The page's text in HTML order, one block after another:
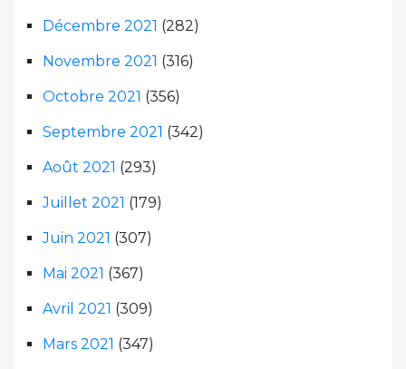
Décembre 2021 (282)
Novembre 2021 (316)
Octobre 2021 (356)
Septembre 2021 (342)
Août 2021 (293)
Juillet 2021 (179)
Juin 2021 (307)
Mai 2021 (367)
Avril 2021 (309)
Mars 2021 (347)